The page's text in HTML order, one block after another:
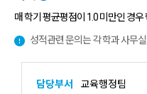
매 학기 평균평점이 1.0 미만인 경우
성적관련 문의는 각 학과 사무
담당부서 교육행정팀